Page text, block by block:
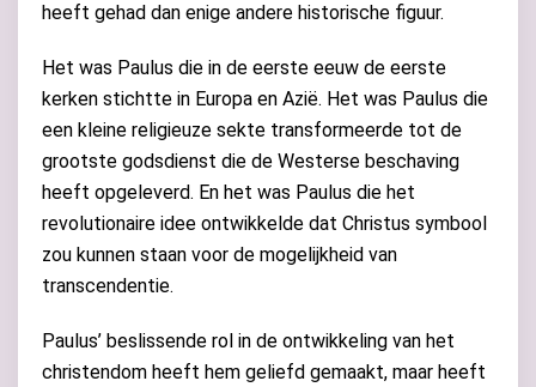
heeft gehad dan enige andere historische figuur.
Het was Paulus die in de eerste eeuw de eerste
kerken stichtte in Europa en Azië. Het was Paulus die
een kleine religieuze sekte transformeerde tot de
grootste godsdienst die de Westerse beschaving
heeft opgeleverd. En het was Paulus die het
revolutionaire idee ontwikkelde dat Christus symbool
zou kunnen staan voor de mogelijkheid van
transcendentie.
Paulus’ beslissende rol in de ontwikkeling van het
christendom heeft hem geliefd gemaakt, maar heeft